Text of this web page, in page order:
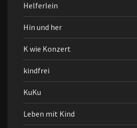
Helferlein
Hin und her
K wie Konzert
kindfrei
KuKu
Leben mit Kind